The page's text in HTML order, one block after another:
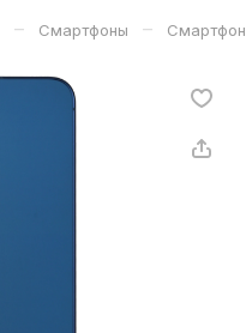
– Смартфоны –